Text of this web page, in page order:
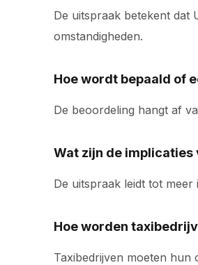
De uitspraak betekent dat
omstandigheden.
Hoe wordt bepaald of
De beoordeling hangt af
Wat zijn de implicaties
De uitspraak leidt tot meer
Hoe worden
Taxibedrijven moeten